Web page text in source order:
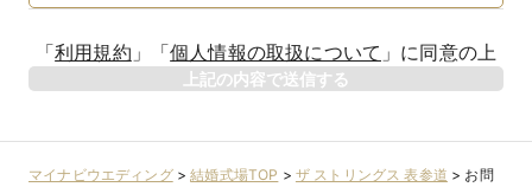
「利用規約 」 「個人情報の取扱について 」 に同意の上
上記の内容で送信する
マイナビウエディング>結婚式場TOP > ザ ストリングス 表参道 > お問